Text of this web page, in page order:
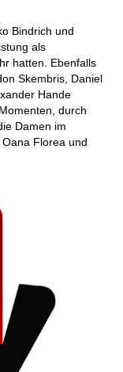
Bindrich und
als
hatten. Ebenfalls
Skembris, Daniel
Hande
durch
Damen im
Florea und